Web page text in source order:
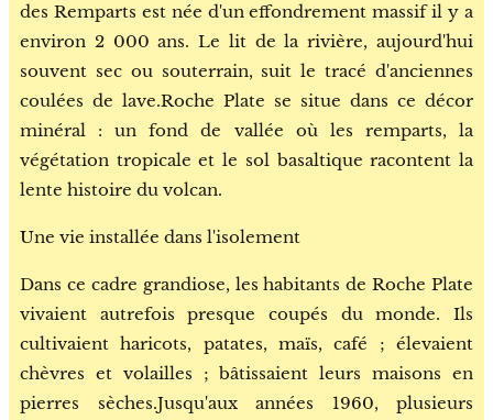
des Remparts est née d'un effondrement massif il y a
environ 2 000 ans. Le lit de la rivière, aujourd'hui
souvent sec ou souterrain, suit le tracé d'anciennes
coulées de lave.Roche Plate se situe dans ce décor
minéral : un fond de vallée où les remparts, la
végétation tropicale et le sol basaltique racontent la
lente histoire du volcan.
Une vie installée dans l'isolement
Dans ce cadre grandiose, les habitants de Roche Plate
vivaient autrefois presque coupés du monde. Ils
cultivaient haricots, patates, maïs, café ; élevaient
chèvres et volailles ; bâtissaient leurs maisons en
pierres sèches.Jusqu'aux années 1960, plusieurs